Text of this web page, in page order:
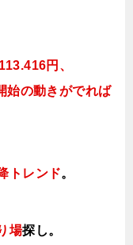
円、
始の動きがでれば
トレンド。
場探し。